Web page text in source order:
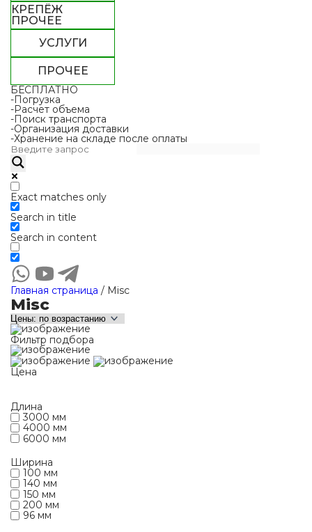
КРЕПЁЖ
ПРОЧЕЕ
УСЛУГИ
ПРОЧЕЕ
БЕСПЛАТНО
-Погрузка
-Расчет объема
-Поиск транспорта
-Организация доставки
-Хранение на складе после оплаты
Exact matches only
Search in title
Search in content
Главная страница / Misc
Misc
Фильтр подбора
Цена
Длина
3000 мм
4000 мм
6000 мм
Ширина
100 мм
140 мм
150 мм
200 мм
96 мм